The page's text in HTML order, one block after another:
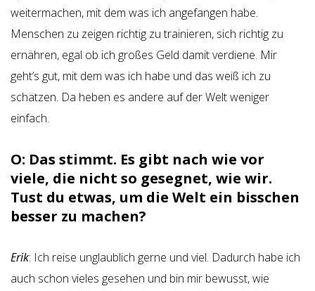
weitermachen, mit dem was ich angefangen habe.
Menschen zu zeigen richtig zu trainieren, sich richtig zu
ernähren, egal ob ich großes Geld damit verdiene. Mir
geht’s gut, mit dem was ich habe und das weiß ich zu
schätzen. Da heben es andere auf der Welt weniger
einfach.
O: Das stimmt. Es gibt nach wie vor
viele, die nicht so gesegnet, wie wir.
Tust du etwas, um die Welt ein bisschen
besser zu machen?
Erik: Ich reise unglaublich gerne und viel. Dadurch habe ich
auch schon vieles gesehen und bin mir bewusst, wie